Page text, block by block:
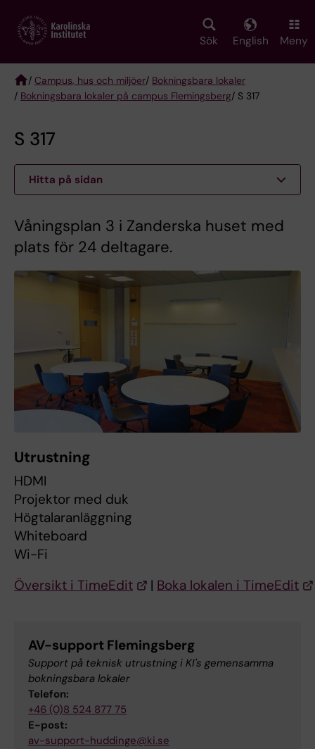
main
Sök English Meny
Breadcrumb
/ Campus, hus och miljöer/ Bokningsbara lokaler
/ Bokningsbara lokaler på campus Flemingsberg/ S 317
S 317
Hitta på sidan
Våningsplan 3 i Zanderska huset med
plats för 24 deltagare.
Utrustning
HDMI
Projektor med duk
Högtalaranläggning
Whiteboard
Wi-Fi
Översikt i TimeEdit
| Boka lokalen i TimeEdit
AV-support Flemingsberg
Support på teknisk utrustning i KI's gemensamma
bokningsbara lokaler
Telefon:
+46 (0)8 524 877 75
E-post:
av-support-huddinge@ki.se